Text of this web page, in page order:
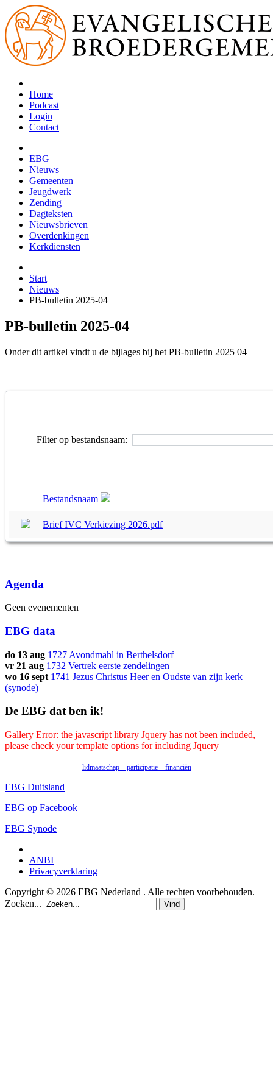
Home
Podcast
Login
Contact
EBG
Nieuws
Gemeenten
Jeugdwerk
Zending
Dagteksten
Nieuwsbrieven
Overdenkingen
Kerkdiensten
Start
Nieuws
PB-bulletin 2025-04
PB-bulletin 2025-04
Onder dit artikel vindt u de bijlages bij het PB-bulletin 2025 04
Filter op bestandsnaam:
Bestandsnaam
Brief IVC Verkiezing 2026.pdf
Agenda
Geen evenementen
EBG data
do 13 aug 1727 Avondmahl in Berthelsdorf
vr 21 aug 1732 Vertrek eerste zendelingen
wo 16 sept 1741 Jezus Christus Heer en Oudste van zijn kerk
(synode)
De EBG dat ben ik!
Gallery Error: the javascript library Jquery has not been included,
please check your template options for including Jquery
lidmaatschap – participatie – financiën
EBG Duitsland
EBG op Facebook
EBG Synode
ANBI
Privacyverklaring
Copyright © 2026 EBG Nederland . Alle rechten voorbehouden.
Zoeken...
Vind